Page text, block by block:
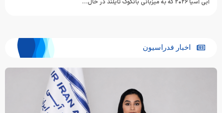
آبی آسیا ۲۰۲۶ که به میزبانی بانکوک تایلند در حال…
اخبار فدراسیون